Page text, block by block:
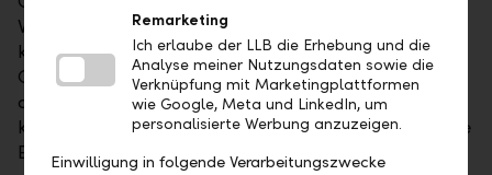
Verwaltungsratspräsidentin der LLB-Gruppe,
kommentiert: "Der Verwaltungsrat freut sich, mit
Gabriel Brenna eine starke Führungspersönlichkeit
aus den eigenen Reihen als Group CEO ernennen zu
können, welche die LLB-Gruppe und ihre erfolgreiche
Entwicklung aus langjähriger Erfahrung kennt und
Remarketing
Ich erlaube der LLB die Erhebung und die
Analyse meiner Nutzungsdaten sowie die
Verknüpfung mit Marketingplattformen
wie Google, Meta und LinkedIn, um
personalisierte Werbung anzuzeigen.
Einwilligung in folgende Verarbeitungszwecke